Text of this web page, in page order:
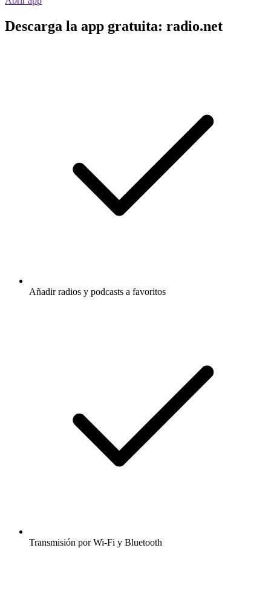
Descarga la app gratuita: radio.net
Añadir radios y podcasts a favoritos
Transmisión por Wi-Fi y Bluetooth